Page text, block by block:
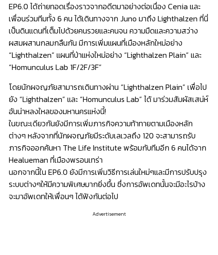
EP6.0 ได้ถ่ายทอดเรื่องราวจากอดีตมาอย่างต่อเนื่อง Cenia และ
เพื่อนร่วมทีมทั้ง 6 คน ได้เดินทางจาก Juno มาถึง Lighthalzen ที่นี่
เป็นดินแดนที่เต็มไปด้วยคนรวยและคนจน ความมืดและความสว่าง
ผสมผสานกลมกลืนกัน มีการเพิ่มแผนที่เมืองหลักใหม่อย่าง
“Lighthalzen” แผนที่ป่าแห่งใหม่อย่าง “Lighthalzen Plain” และ
“Homunculus Lab 1F/2F/3F”
โดยนักผจญภัยสามารถเดินทางผ่าน “Lighthalzen Plain” เพื่อไป
ยัง “Lighthalzen” และ “Homunculus Lab” ได้ มาร่วมสัมผัสเสน่ห์
อันน่าหลงใหลของมหานครแห่งนี้!
ในขณะเดียวกันยังมีการเพิ่มภารกิจความท้าทายตามเมืองหลัก
ต่างๆ หลังจากที่นักผจญภัยมีระดับเลเวลถึง 120 จะสามารถรับ
ภารกิจออกค้นหา The Life Institute พร้อมกับทีมอีก 6 คนได้จาก
Healueman ที่เมืองพรอนเทร่า
นอกจากนี้ใน EP6.0 ยังมีการเพิ่มวิธีการเล่นใหม่ๆและมีการปรับปรุง
ระบบต่างๆให้มีความพิเศษมากยิ่งขึ้น ซึ่งการอัพเดทนั้นจะมีอะไรบ้าง
จะมาอัพเดทให้เพื่อนๆ ได้ฟังกันต่อไป
Advertisement